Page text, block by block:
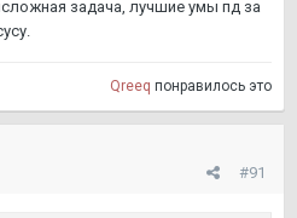
задача, лучшие умы пд за
Qreeq понравилось это
#91